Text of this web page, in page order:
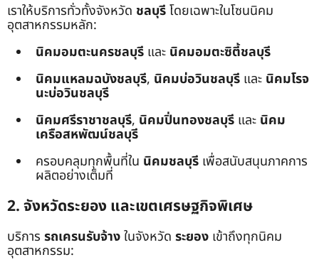
เราให้บริการทั่วทั้งจังหวัด ชลบุรีโดยเฉพาะในโซนนิคม
อุตสาหกรรมหลัก:
นิคมอมตะนครชลบุรี และ นิคมอมตะซิตี้ชลบุรี
นิคมแหลมฉบังชลบุรี, นิคมบ่อวินชลบุรี และ นิคมโรจ
นะบ่อวินชลบุรี
นิคมศรีราชาชลบุรี, นิคมปิ่นทองชลบุรี และ นิคม
เครือสหพัฒน์ชลบุรี
ครอบคลุมทุกพื้นที่ใน นิคมชลบุรี เพื่อสนับสนุนภาคการ
ผลิตอย่างเต็มที่
2. จังหวัดระยอง และเขตเศรษฐกิจพิเศษ
บริการ รถเครนรับจ้างในจังหวัด ระยอง เข้าถึงทุกนิคม
อุตสาหกรรม: